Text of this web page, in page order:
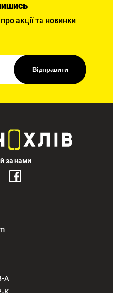
акції та новинки
Відправити
за нами
А